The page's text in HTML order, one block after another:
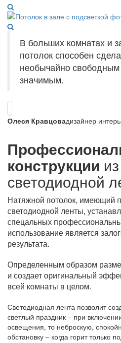
В больших комнатах и
потолок способен
необычайно свободным
значимым.
Олеся Кравцовадизайнер
конструкции из
светодиодной
Натяжной потолок, имеющий
светодиодной ленты,
спецальных
использование является
результата.
Определенным образом
и создает оригинальный
всей комнаты в целом.
Светодиодная лента позволит
светлый праздник – при
освещения, то неброскую,
обстановку – когда горит только